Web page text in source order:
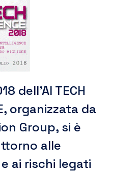
dell’AI TECH
organizzata da
Group, si è
alle
ai rischi legati